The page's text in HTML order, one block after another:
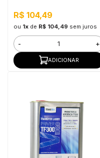
R$ 104,49
ou 1xde R$ 104,49 sem juros
- +
ADICIONAR